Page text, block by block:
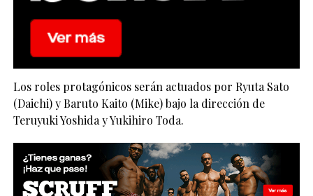
Los roles protagónicos serán actuados por Ryuta Sato
(Daichi) y Baruto Kaito (Mike) bajo la dirección de
Teruyuki Yoshida y Yukihiro Toda.